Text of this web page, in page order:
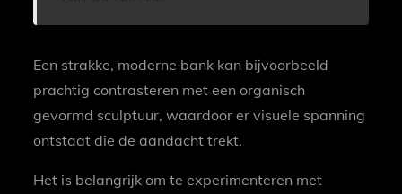
Een strakke, moderne bank kan bijvoorbeeld
prachtig contrasteren met een organisch
gevormd sculptuur, waardoor er visuele spanning
ontstaat die de aandacht trekt.
Het is belangrijk om te experimenteren met